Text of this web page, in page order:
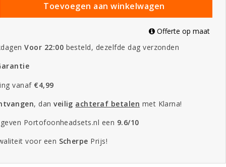
Toevoegen aan winkelwagen
Offerte op maat
Voor 22:00 besteld, dezelfde dag verzonden
vanaf €4,99
, danveilig achteraf betalen met Klarna!
Portofoonheadsets.nl een 9.6/10
voor een Scherpe Prijs!